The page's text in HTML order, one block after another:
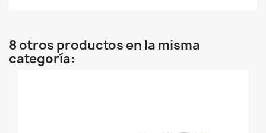
8 otros productos en la misma
categoría: